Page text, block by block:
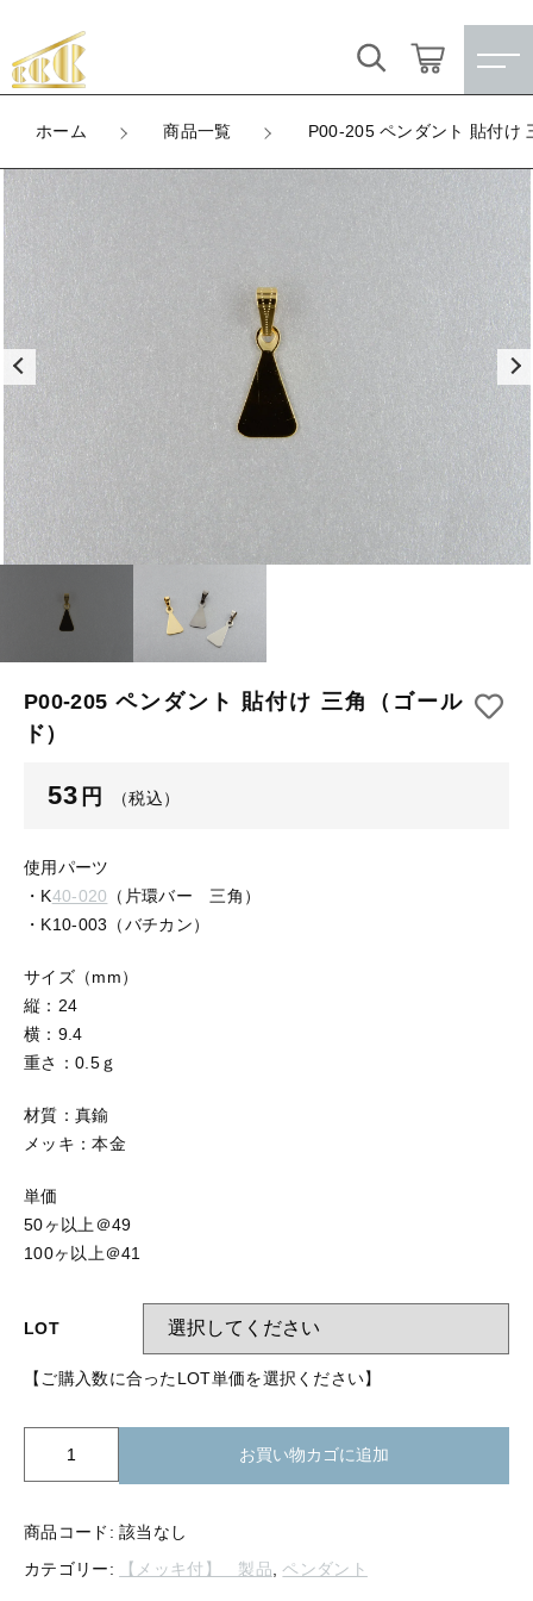
ホーム 商品一覧 P00-205 ペンダント 貼付け
P00-205 ペンダント 貼付け 三角（ゴール
ド）
53 円 （税込）
使用パーツ
・K40-020 （片環バー 三角）
・K10-003（バチカン）
サイズ（mm）
縦：24
横：9.4
重さ：0.5ｇ
材質：真鍮
メッキ：本金
単価
50ヶ以上＠49
100ヶ以上＠41
LOT
【ご購入数に合ったLOT単価を選択ください】
ン
ン
お買い物カゴに追加
商品コード:該当なし
カテゴリー:
【メッキ付】 製品, ペンダント
カートに商品を追加しました
ド）
数量
（税込）
ショッピングを続ける
カートを確認する
お気に入り
すべての商品
★訳ありアウトレット★
【メッキ付】 製品
【メッキ付】 ブローチ台
【はめこみパーツ】 銅板
【はめこみパーツ】 アルミ板
【はめこみパーツ】 アミ
【表金具】 皿・ミール皿
【表金具】 浅皿
【表金具】 押皿・挽物
【表金具】 4ッ爪
【表金具】 平板
【表金具】 プレート
【留め金具】 ブローチピン
【留め金具】 丸カン・小判カン
【留め金具】 指輪
【留め金具】 イヤリング
【留め金具】 マスク用クリップ
【留め金具】 ネクタイピン
【留め金具】 タイタック
【留め金具】 ループタイ金具
すべて
★訳ありアウトレット★
【メッキ付】 製品
【メッキ付】 ブローチ台
【はめこみパーツ】 銅板
【はめこみパーツ】 アルミ板
【はめこみパーツ】 アミ
【表金具】 皿・ミール皿
【表金具】 浅皿
【表金具】 透かしパーツ
【留め金具】 丸カン・小判カン
【留め金具】 蝶タック
こだわり検索
親カテゴリ
子カテゴリ
価格帯